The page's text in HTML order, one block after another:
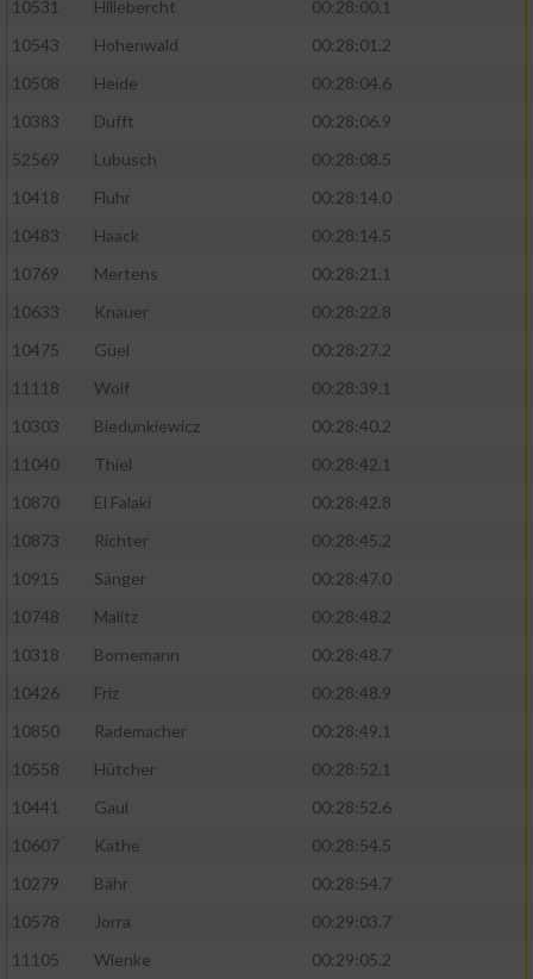
10531
Hillebercht
00:28:00.1
10543
Hohenwald
00:28:01.2
10508
Heide
00:28:04.6
10383
Dufft
00:28:06.9
52569
Lubusch
00:28:08.5
10418
Fluhr
00:28:14.0
10483
Haack
00:28:14.5
10769
Mertens
00:28:21.1
10633
Knauer
00:28:22.8
10475
Güel
00:28:27.2
11118
Wolf
00:28:39.1
10303
Biedunkiewicz
00:28:40.2
11040
Thiel
00:28:42.1
10870
El Falaki
00:28:42.8
10873
Richter
00:28:45.2
10915
Sänger
00:28:47.0
10748
Malitz
00:28:48.2
10318
Bornemann
00:28:48.7
10426
Friz
00:28:48.9
10850
Rademacher
00:28:49.1
10558
Hütcher
00:28:52.1
10441
Gaul
00:28:52.6
10607
Kathe
00:28:54.5
10279
Bähr
00:28:54.7
10578
Jorra
00:29:03.7
11105
Wienke 00:29:05.2